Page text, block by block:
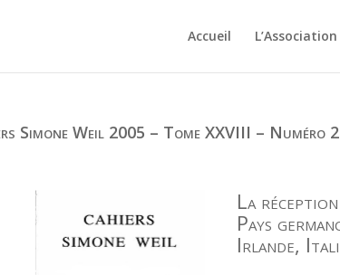
Accueil L’Association
Simone Weil 2005 – Tome XXVIII – Numéro
La
Pays
Irlande,